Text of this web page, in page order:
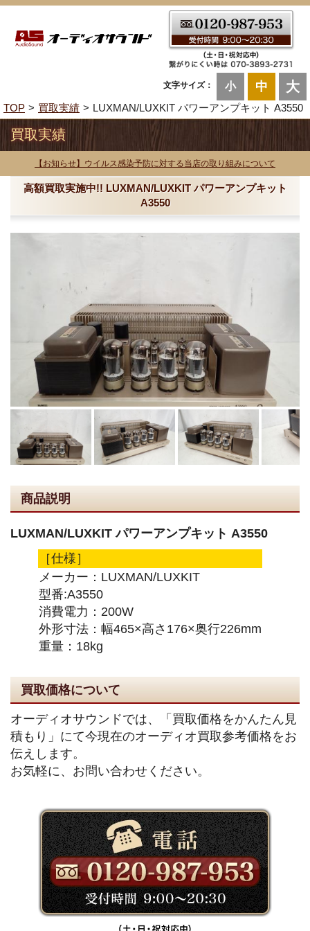
文字サイズ： 小 中 大
TOP 買取実績 LUXMAN/LUXKIT パワーアンプキット A3550
買取実績
【お知らせ】ウイルス感染予防に対する当店の取り組みについて
高額買取実施中!! LUXMAN/LUXKIT パワーアンプキット
A3550
商品説明
LUXMAN/LUXKIT パワーアンプキット A3550
［仕様］
メーカー：LUXMAN/LUXKIT
型番:A3550
消費電力：200W
外形寸法：幅465×高さ176×奥行226mm
重量：18kg
買取価格について
オーディオサウンドでは、「買取価格をかんたん見
積もり」にて今現在のオーディオ買取参考価格をお
伝えします。
お気軽に、お問い合わせください。